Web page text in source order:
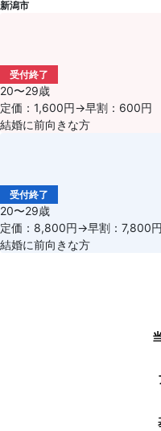
新潟市
受付終了
20〜29歳
定価：1,600円→早割：600円
結婚に前向きな方
受付終了
20〜29歳
定価：8,800円→早割：7,800円
結婚に前向きな方